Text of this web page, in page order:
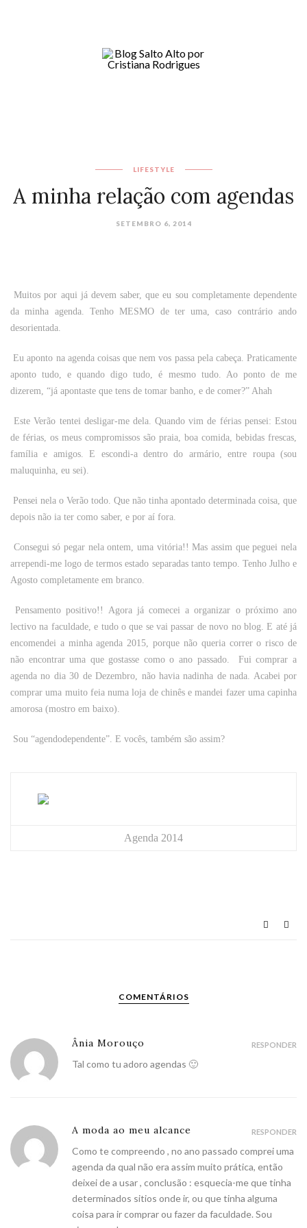
LIFESTYLE
A minha relação com agendas
SETEMBRO 6, 2014
Muitos por aqui já devem saber, que eu sou completamente dependente
da minha agenda. Tenho MESMO de ter uma, caso contrário ando
desorientada.
Eu aponto na agenda coisas que nem vos passa pela cabeça. Praticamente
aponto tudo, e quando digo tudo, é mesmo tudo. Ao ponto de me
dizerem, “já apontaste que tens de tomar banho, e de comer?” Ahah
Este Verão tentei desligar-me dela. Quando vim de férias pensei: Estou
de férias, os meus compromissos são praia, boa comida, bebidas frescas,
família e amigos. E escondi-a dentro do armário, entre roupa (sou
maluquinha, eu sei).
Pensei nela o Verão todo. Que não tinha apontado determinada coisa, que
depois não ia ter como saber, e por aí fora.
Consegui só pegar nela ontem, uma vitória!! Mas assim que peguei nela
arrependi-me logo de termos estado separadas tanto tempo. Tenho Julho e
Agosto completamente em branco.
Pensamento positivo!! Agora já comecei a organizar o próximo ano
lectivo na faculdade, e tudo o que se vai passar de novo no blog. E até já
encomendei a minha agenda 2015, porque não queria correr o risco de
não encontrar uma que gostasse como o ano passado. Fui comprar a
agenda no dia 30 de Dezembro, não havia nadinha de nada. Acabei por
comprar uma muito feia numa loja de chinês e mandei fazer uma capinha
amorosa (mostro em baixo).
Sou “agendodependente”. E vocês, também são assim?
Agenda 2014
COMENTÁRIOS
Ânia Morouço
Tal como tu adoro agendas 🙂
RESPONDER
A moda ao meu alcance
Como te compreendo , no ano passado comprei uma
agenda da qual não era assim muito prática, então
deixei de a usar , conclusão : esquecia-me que tinha
determinados sitios onde ir, ou que tinha alguma
coisa para ir comprar ou fazer da faculdade. Sou
RESPONDER